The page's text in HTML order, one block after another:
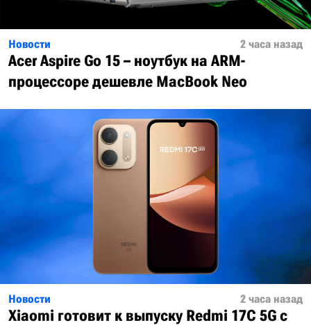
Новости 2 часа назад
Acer Aspire Go 15 – ноутбук на ARM-
процессоре дешевле MacBook Neo
Новости 2 часа назад
Xiaomi готовит к выпуску Redmi 17C 5G с